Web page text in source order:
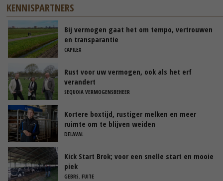
KENNISPARTNERS
Bij vermogen gaat het om tempo, vertrouwen
en transparantie
CAPILEX
Rust voor uw vermogen, ook als het erf
verandert
SEQUOIA VERMOGENSBEHEER
Kortere boxtijd, rustiger melken en meer
ruimte om te blijven weiden
DELAVAL
Kick Start Brok; voor een snelle start en mooie
piek
GEBRS. FUITE